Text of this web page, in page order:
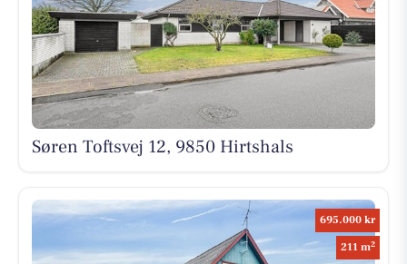
Søren Toftsvej 12, 9850 Hirtshals
695.000 kr
211 m2